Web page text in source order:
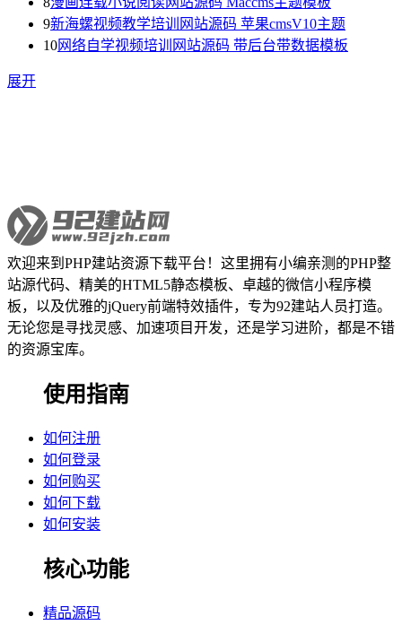
9新海螺视频教学培训网站源码 苹果cmsV10主题
10网络自学视频培训网站源码 带后台带数据模板
展开
欢迎来到PHP建站资源下载平台！这里拥有小编亲测的PHP整
站源代码、精美的HTML5静态模板、卓越的微信小程序模
板，以及优雅的jQuery前端特效插件，专为92建站人员打造。
无论您是寻找灵感、加速项目开发，还是学习进阶，都是不错
的资源宝库。
使用指南
如何注册
如何登录
如何购买
如何下载
如何安装
核心功能
精品源码